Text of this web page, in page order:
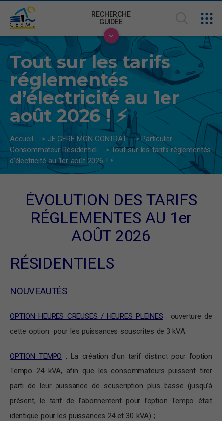
RECHERCHE
GUIDÉE
Tout sur les tarifs
réglementés
d’électricité au 1er
août 2026 ! ⚡
Accueil > JE GERE MON CONTRAT >Particulier
Consommateur Résidentiel
>Tout sur les tarifs réglementés
d’électricité au 1er août 2026 ! ⚡
ÉVOLUTION DES TARIFS
RÉGLEMENTES AU 1er
AOÛT 2026
RÉSIDENTIELS
NOUVEAUTÉS
OPTION HEURES CREUSES / HEURES PLEINES : ouverture de
cette option pour les puissances souscrites de 3 kVA.
OPTION TEMPO : La création d’un tarif distinct pour l’option
Tempo 24 kVA, afin que les consommateurs puissent tirer
parti de leur puissance de souscription plus basse (jusqu’à
présent, le tarif de l’abonnement pour l’option Tempo était
identique pour les puissances 24 et 30 kVA) ;